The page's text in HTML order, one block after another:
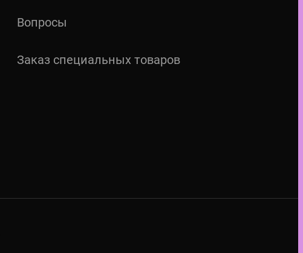
Вопросы
Заказ специальных товаров